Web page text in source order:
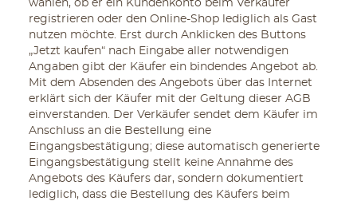
wählen, ob er ein Kundenkonto beim Verkäufer
registrieren oder den Online-Shop lediglich als Gast
nutzen möchte. Erst durch Anklicken des Buttons
„Jetzt kaufen“ nach Eingabe aller notwendigen
Angaben gibt der Käufer ein bindendes Angebot ab.
Mit dem Absenden des Angebots über das Internet
erklärt sich der Käufer mit der Geltung dieser AGB
einverstanden. Der Verkäufer sendet dem Käufer im
Anschluss an die Bestellung eine
Eingangsbestätigung; diese automatisch generierte
Eingangsbestätigung stellt keine Annahme des
Angebots des Käufers dar, sondern dokumentiert
lediglich, dass die Bestellung des Käufers beim